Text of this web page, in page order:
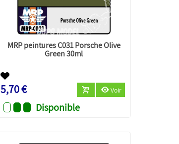
MRP peintures C031 Porsche Olive
Green 30ml
5,70 € Voir
Disponible